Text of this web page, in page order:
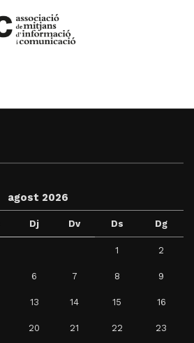
agost 2026
Dj Dv Ds Dg
1 2
6 7 8 9
13 14 15 16
20 21 22 23